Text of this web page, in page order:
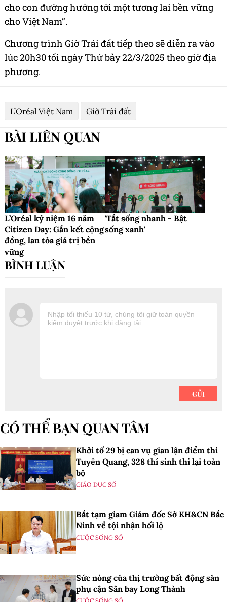
cho con đường hướng tới một tương lai bền vững
cho Việt Nam”.
Chương trình Giờ Trái đất tiếp theo sẽ diễn ra vào
lúc 20h30 tối ngày Thứ bảy 22/3/2025 theo giờ địa
phương.
L’Oréal Việt Nam Giờ Trái đất
BÀI LIÊN QUAN
L’Oréal kỷ niệm 16 năm
Citizen Day: Gắn kết cộng
đồng, lan tỏa giá trị bền
vững
'Tắt sống nhanh - Bật
sống xanh'
CÓ THỂ BẠN QUAN TÂM
Khởi tố 29 bị can vụ gian lận điểm thi
Tuyên Quang, 328 thí sinh thi lại toàn
bộ
GIÁO DỤC SỐ
Bắt tạm giam Giám đốc Sở KH&CN Bắc
Ninh về tội nhận hối lộ
CUỘC SỐNG SỐ
Sức nóng của thị trường bất động sản
phụ cận Sân bay Long Thành